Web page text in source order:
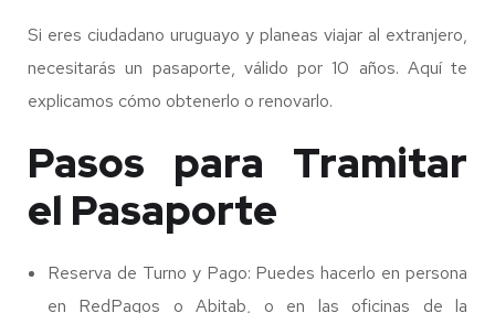
Si eres ciudadano uruguayo y planeas viajar al extranjero,
necesitarás un pasaporte, válido por 10 años. Aquí te
explicamos cómo obtenerlo o renovarlo.
Pasos para Tramitar
el Pasaporte
Reserva de Turno y Pago: Puedes hacerlo en persona
en RedPagos o Abitab, o en las oficinas de la